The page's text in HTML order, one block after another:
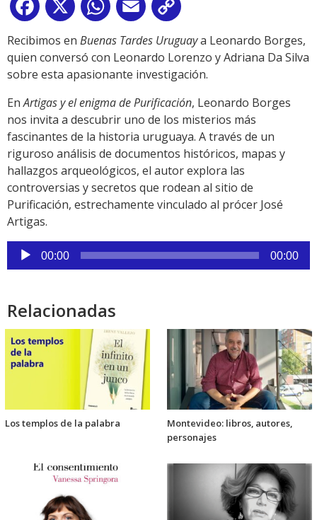
Facebook
X WhatsApp
Email
Link
Recibimos en Buenas Tardes Uruguaya Leonardo Borges,
quien conversó con Leonardo Lorenzo y Adriana Da Silva
sobre esta apasionante investigación.
EnArtigas y el enigma de Purificación, Leonardo Borges
nos invita a descubrir uno de los misterios más
fascinantes de la historia uruguaya. A través de un
riguroso análisis de documentos históricos, mapas y
hallazgos arqueológicos, el autor explora las
controversias y secretos que rodean al sitio de
Purificación, estrechamente vinculado al prócer José
Artigas.
Reproductor
de
00:00 00:00
Relacionadas
Los templos de la palabra
Montevideo: libros, autores,
personajes